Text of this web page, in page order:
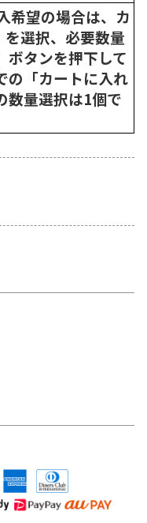
希望の場合は、カ
選択、必要数量
ボタンを押下して
の「カートに入れ
数量選択は1個で